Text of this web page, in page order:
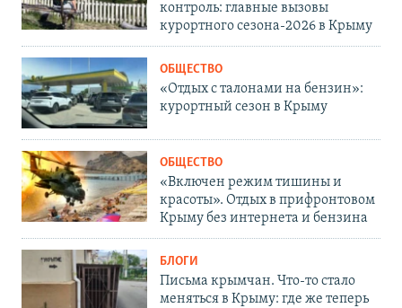
контроль: главные вызовы
курортного сезона-2026 в Крыму
ОБЩЕСТВО
«Отдых с талонами на бензин»:
курортный сезон в Крыму
ОБЩЕСТВО
«Включен режим тишины и
красоты». Отдых в прифронтовом
Крыму без интернета и бензина
БЛОГИ
Письма крымчан. Что-то стало
меняться в Крыму: где же теперь